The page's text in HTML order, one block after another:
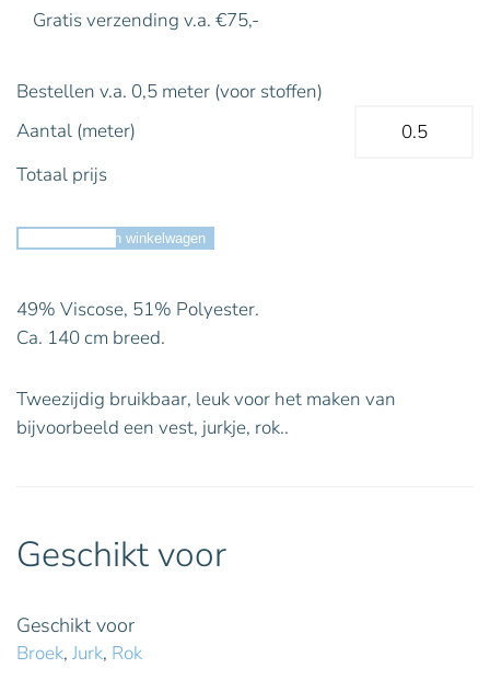
Gratis verzending v.a. €75,-
Bestellen v.a. 0,5 meter (voor stoffen)
Aantal (meter)
Totaal prijs
Toevoegen aan winkelwagen
49% Viscose, 51% Polyester.
Ca. 140 cm breed.
Tweezijdig bruikbaar, leuk voor het maken van
bijvoorbeeld een vest, jurkje, rok..
Geschikt voor
Geschikt voor
Broek, Jurk, Rok